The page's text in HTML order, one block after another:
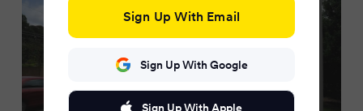
Sign Up With Email
Sign Up With Google
Sign Up With Apple